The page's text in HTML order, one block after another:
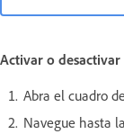
Activar o
Abra el cuadro
Navegue hasta